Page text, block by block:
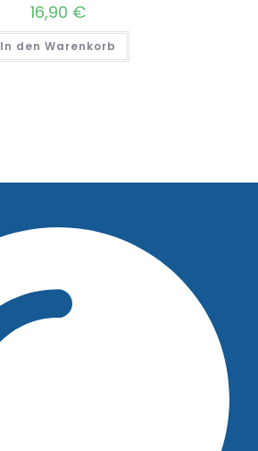
16,90 €
In den Warenkorb